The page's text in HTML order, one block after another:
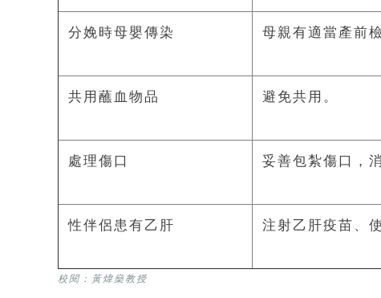
分娩時母嬰傳染 母親有適當產前
共用蘸血物品 避免共用。
處理傷口 妥善包紮傷口，
性伴侶患有乙肝 注射乙肝疫苗、
校閱：黃煒燊教授